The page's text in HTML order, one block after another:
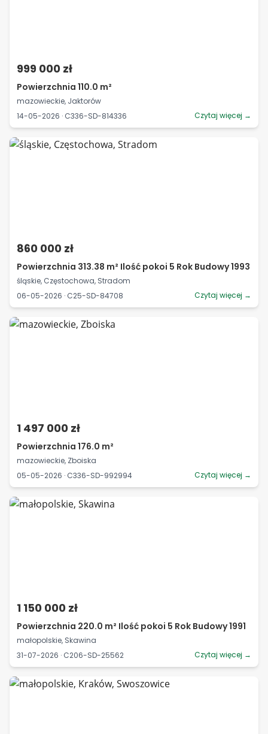
999 000 zł
Powierzchnia 110.0 m²
mazowieckie, Jaktorów
14-05-2026 · C336-SD-814336
Czytaj więcej →
860 000 zł
Powierzchnia 313.38 m² Ilość pokoi 5 Rok Budowy 1993
śląskie, Częstochowa, Stradom
06-05-2026 · C25-SD-84708
Czytaj więcej →
1 497 000 zł
Powierzchnia 176.0 m²
mazowieckie, Zboiska
05-05-2026 · C336-SD-992994
Czytaj więcej →
1 150 000 zł
Powierzchnia 220.0 m² Ilość pokoi 5 Rok Budowy 1991
małopolskie, Skawina
31-07-2026 · C206-SD-25562
Czytaj więcej →